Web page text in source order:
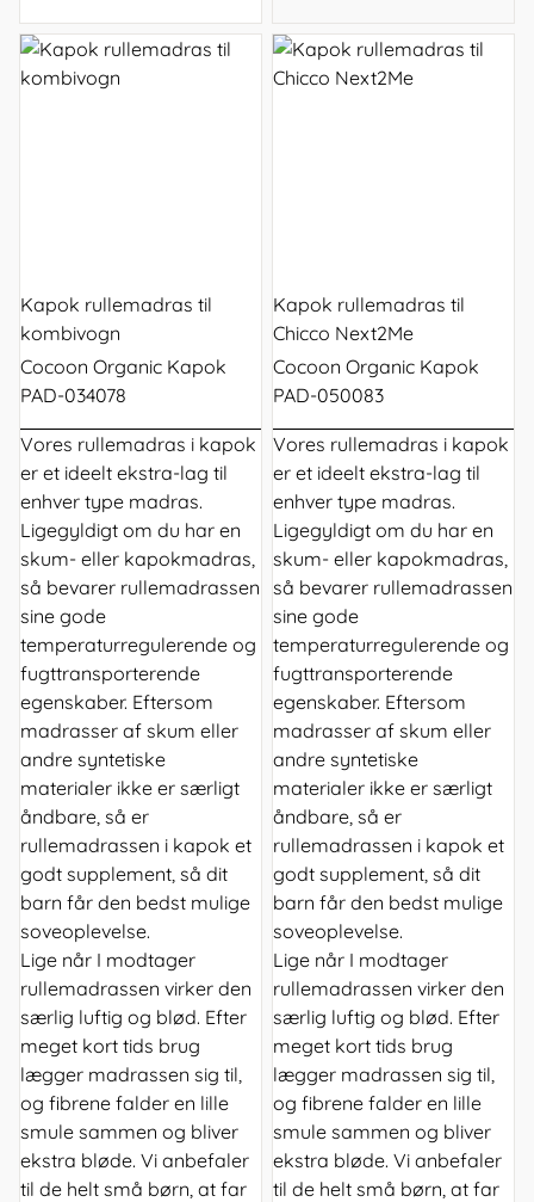
Kapok rullemadras til
kombivogn
Cocoon Organic Kapok
PAD-034078
Vores rullemadras i kapok
er et ideelt ekstra-lag til
enhver type madras.
Ligegyldigt om du har en
skum- eller kapokmadras,
så bevarer rullemadrassen
sine gode
temperaturregulerende og
fugttransporterende
egenskaber. Eftersom
madrasser af skum eller
andre syntetiske
materialer ikke er særligt
åndbare, så er
rullemadrassen i kapok et
godt supplement, så dit
barn får den bedst mulige
soveoplevelse.
Lige når I modtager
rullemadrassen virker den
særlig luftig og blød. Efter
meget kort tids brug
lægger madrassen sig til,
og fibrene falder en lille
smule sammen og bliver
ekstra bløde. Vi anbefaler
til de helt små børn, at far
Kapok rullemadras til
Chicco Next2Me
Cocoon Organic Kapok
PAD-050083
Vores rullemadras i kapok
er et ideelt ekstra-lag til
enhver type madras.
Ligegyldigt om du har en
skum- eller kapokmadras,
så bevarer rullemadrassen
sine gode
temperaturregulerende og
fugttransporterende
egenskaber. Eftersom
madrasser af skum eller
andre syntetiske
materialer ikke er særligt
åndbare, så er
rullemadrassen i kapok et
godt supplement, så dit
barn får den bedst mulige
soveoplevelse.
Lige når I modtager
rullemadrassen virker den
særlig luftig og blød. Efter
meget kort tids brug
lægger madrassen sig til,
og fibrene falder en lille
smule sammen og bliver
ekstra bløde. Vi anbefaler
til de helt små børn, at far